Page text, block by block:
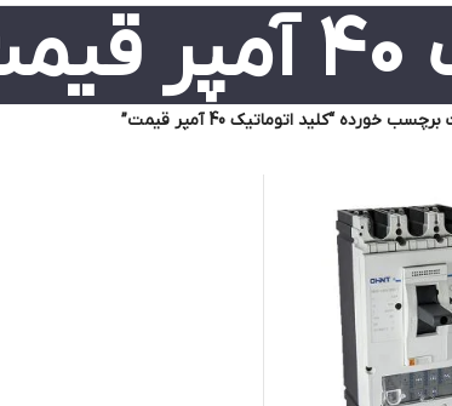
خورده “کلید اتوماتیک 40 آمپر قیمت”